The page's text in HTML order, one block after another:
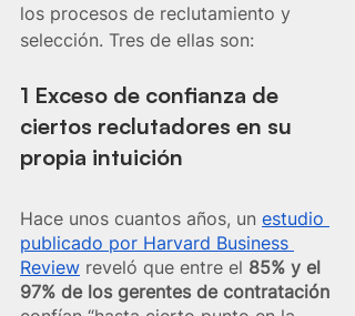
los procesos de reclutamiento y
selección. Tres de ellas son:
1 Exceso de confianza de
ciertos reclutadores en su
propia intuición
Hace unos cuantos años, un estudio
publicado por Harvard Business
Review reveló que entre el 85% y el
97% de los gerentes de contratación